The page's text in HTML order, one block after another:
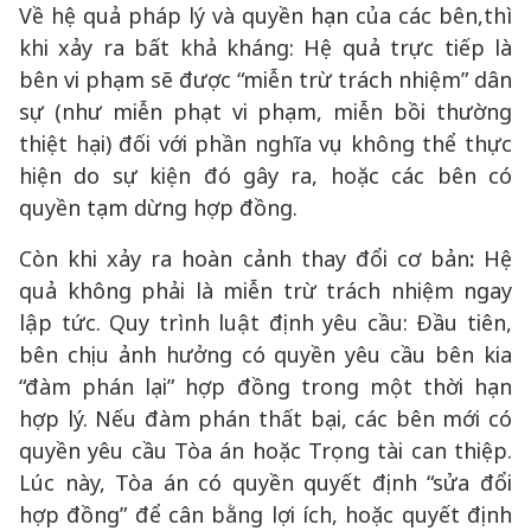
Về hệ quả pháp lý và quyền hạn của các bên,thì
khi xảy ra bất khả kháng: Hệ quả trực tiếp là
bên vi phạm sẽ được “miễn trừ trách nhiệm” dân
sự (như miễn phạt vi phạm, miễn bồi thường
thiệt hại) đối với phần nghĩa vụ không thể thực
hiện do sự kiện đó gây ra, hoặc các bên có
quyền tạm dừng hợp đồng.
Còn khi xảy ra hoàn cảnh thay đổi cơ bản:Hệ
quả không phải là miễn trừ trách nhiệm ngay
lập tức. Quy trình luật định yêu cầu: Đầu tiên,
bên chịu ảnh hưởng có quyền yêu cầu bên kia
“đàm phán lại” hợp đồng trong một thời hạn
hợp lý. Nếu đàm phán thất bại, các bên mới có
quyền yêu cầu Tòa án hoặc Trọng tài can thiệp.
Lúc này, Tòa án có quyền quyết định “sửa đổi
hợp đồng” để cân bằng lợi ích, hoặc quyết định